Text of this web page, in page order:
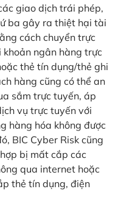
giao dịch trái phép,
ba gây ra thiệt hại tài
cách chuyển trực
ngân hàng trực
thẻ tín dụng/thẻ ghi
hàng cũng có thể an
sắm trực tuyến, áp
vụ trực tuyến với
hàng hóa không được
BIC Cyber Risk cũng
bị mất cắp các
qua internet hoặc
thẻ tín dụng, điện